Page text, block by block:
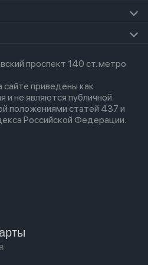
проспект 140 ст. метро
сайте приведены как
и не являются публичной
положениями статей 437 и
Российской Федерации.